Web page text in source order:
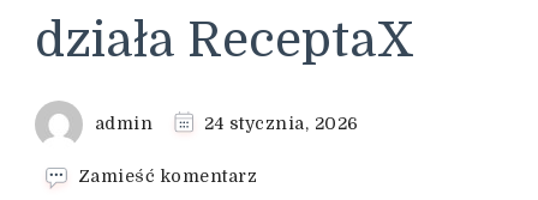
działa ReceptaX
admin 24 stycznia, 2026
Zamieść komentarz